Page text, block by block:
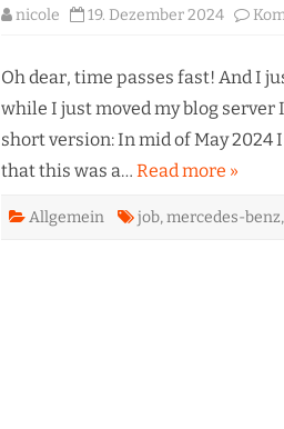
nicole 19. Dezember 2024
Oh dear, time passes fast! And I
while I just moved my blog
short version: In mid of May
that this was a…Read more »
Allgemein job,mercedes-benz